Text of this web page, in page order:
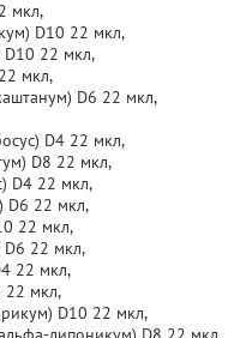
мкл,
D10 22 мкл,
22 мкл,
мкл,
D6 22 мкл,
D4 22 мкл,
D8 22 мкл,
D4 22 мкл,
D6 22 мкл,
22 мкл,
22 мкл,
22 мкл,
22 мкл,
D10 22 мкл,